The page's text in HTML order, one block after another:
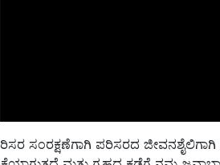
ಸಂರಕ್ಷಣೆಗಾಗಿ ಪರಿಸರದ
ಮತ್ತು ಗ್ರಹದ ಕಡೆಗೆ ನಮ್ಮ